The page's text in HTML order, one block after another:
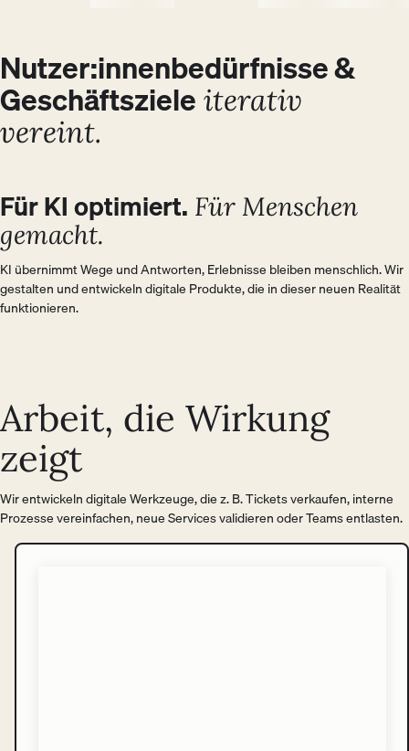
Nutzer:innenbedürfnisse &
Geschäftsziele iterativ
vereint.
USER
Für KI optimiert. Für Menschen
gemacht.
KI übernimmt Wege und Antworten, Erlebnisse bleiben menschlich. Wir
gestalten und entwickeln digitale Produkte, die in dieser neuen Realität
funktionieren.
Arbeit, die Wirkung
zeigt
Wir entwickeln digitale Werkzeuge, die z. B. Tickets verkaufen, interne
Prozesse vereinfachen, neue Services validieren oder Teams entlasten.